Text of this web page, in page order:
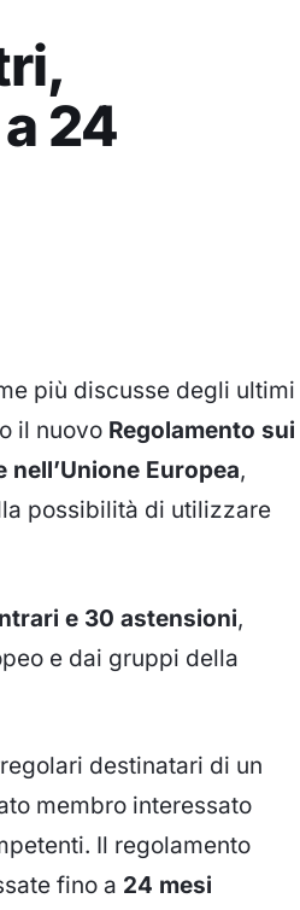
24
più discusse degli ultimi
il nuovo Regolamento sui
Europea,
possibilità di utilizzare
e 30 astensioni,
e dai gruppi della
destinatari di un
membro interessato
Il regolamento
fino a 24 mesi